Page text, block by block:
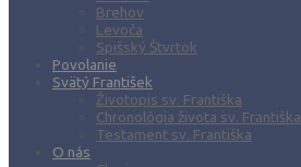
Brehov
Levoča
Spišský Štvrtok
Povolanie
Svätý František
Životopis sv. Františka
Chronológia života sv. Františka
Testament sv. Františka
O nás